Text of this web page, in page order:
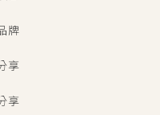
牌
享
享